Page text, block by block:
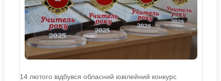
14 лютого відбувся обласний ювілейний конкурс